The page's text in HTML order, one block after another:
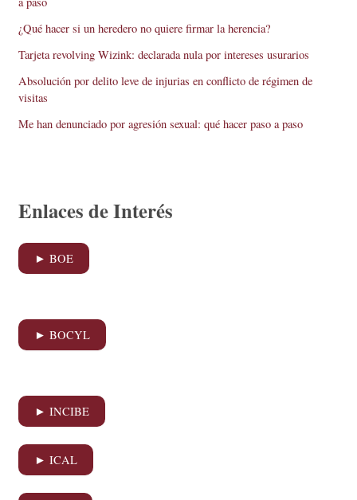
¿Qué hacer si un heredero no quiere firmar la herencia?
Tarjeta revolving Wizink: declarada nula por intereses usurarios
Absolución por delito leve de injurias en conflicto de régimen de
visitas
Me han denunciado por agresión sexual: qué hacer paso a paso
Enlaces de Interés
► BOE
► BOCYL
► INCIBE
► ICAL